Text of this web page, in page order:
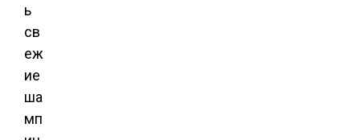
ь
св
еж
ие
ша
мп